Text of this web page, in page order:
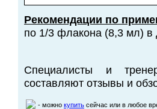
Рекомендации по
по 1/3 флакона (8,3 мл) в
Специалисты и
составляют отзывы и
- можно купить сейчас или в любое